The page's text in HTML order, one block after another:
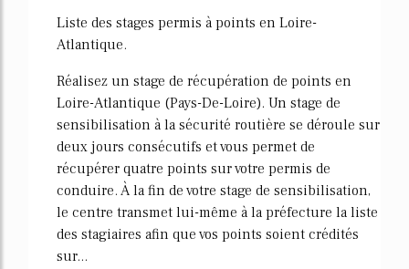
Liste des stages permis à points en Loire-
Atlantique.
Réalisez un stage de récupération de points en
Loire-Atlantique (Pays-De-Loire). Un stage de
sensibilisation à la sécurité routière se déroule sur
deux jours consécutifs et vous permet de
récupérer quatre points sur votre permis de
conduire. À la fin de votre stage de sensibilisation,
le centre transmet lui-même à la préfecture la liste
des stagiaires afin que vos points soient crédités
sur...